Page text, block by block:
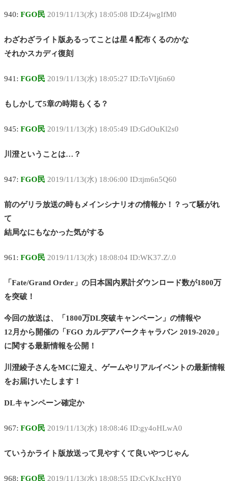
940: FGO民 2019/11/13(水) 18:05:08 ID:Z4jwgIfM0
わざわざライト版あるってことは星４配布くるのかな
それかスカディ復刻
941: FGO民 2019/11/13(水) 18:05:27 ID:ToVIj6n60
もしかして5章の時期もくる？
945: FGO民 2019/11/13(水) 18:05:49 ID:GdOuKl2s0
川澄ということは…？
947: FGO民 2019/11/13(水) 18:06:00 ID:tjm6n5Q60
前のゲリラ放送の時もメインシナリオの情報か！？って騒がれ
て
結局なにもなかった気がする
961: FGO民 2019/11/13(水) 18:08:04 ID:WK37.Z/.0
「Fate/Grand Order」の日本国内累計ダウンロード数が1800万
を突破！
今回の放送は、「1800万DL突破キャンペーン」の情報や
12月から開催の「FGO カルデアパークキャラバン 2019-2020」
に関する最新情報を公開！
川澄綾子さんをMCに迎え、ゲームやリアルイベントの最新情報
をお届けいたします！
DLキャンペーン確定か
967: FGO民 2019/11/13(水) 18:08:46 ID:gy4oHLwA0
ていうかライト版放送って見やすくて良いやつじゃん
968: FGO民 2019/11/13(水) 18:08:55 ID:CvKJxcHY0